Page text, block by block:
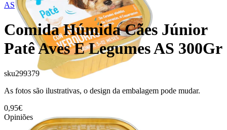
AS
Comida Húmida Cães Júnior
Patê Aves E Legumes AS 300Gr
sku299379
As fotos são ilustrativas, o design da embalagem pode mudar.
0,95€
Opiniões